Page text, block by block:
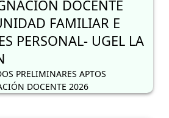
DOCENTE
FAMILIAR E
PERSONAL- UGEL LA
PRELIMINARES APTOS
DOCENTE 2026